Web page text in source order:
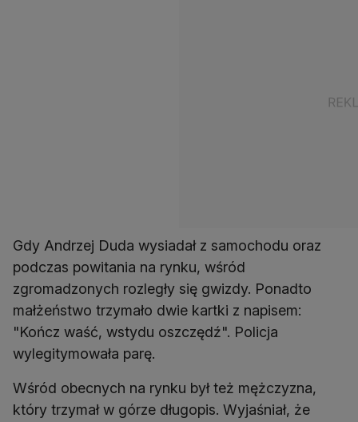
Gdy Andrzej Duda wysiadał z samochodu oraz
podczas powitania na rynku, wśród
zgromadzonych rozległy się gwizdy. Ponadto
małżeństwo trzymało dwie kartki z napisem:
"Kończ waść, wstydu oszczędź". Policja
wylegitymowała parę.
Wśród obecnych na rynku był też mężczyzna,
który trzymał w górze długopis. Wyjaśniał, że